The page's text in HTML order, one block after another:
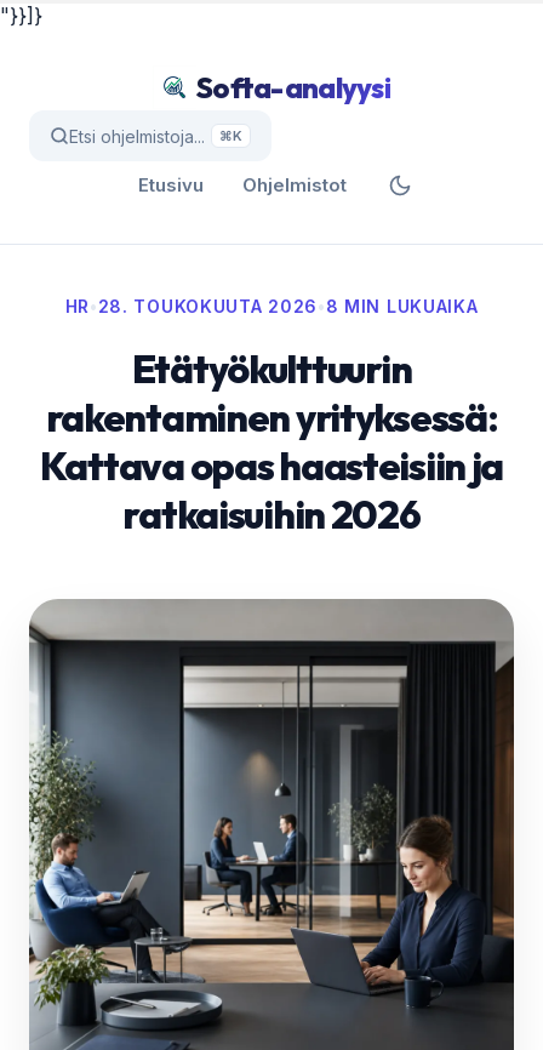
"}}]}
Softa-analyysi
Etsi ohjelmistoja... ⌘K
Etusivu Ohjelmistot
HR•28. TOUKOKUUTA 2026•8 MIN LUKUAIKA
Etätyökulttuurin
rakentaminen yrityksessä:
Kattava opas haasteisiin ja
ratkaisuihin 2026